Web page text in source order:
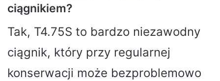
ciągnikiem?
Tak, T4.75S to bardzo niezawodny
ciągnik, który przy regularnej
konserwacji może bezproblemowo